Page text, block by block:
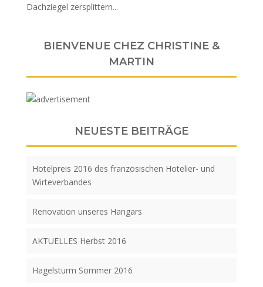
Dachziegel zersplittern...
BIENVENUE CHEZ CHRISTINE &
MARTIN
NEUESTE BEITRÄGE
Hotelpreis 2016 des französischen Hotelier- und
Wirteverbandes
Renovation unseres Hangars
AKTUELLES Herbst 2016
Hagelsturm Sommer 2016